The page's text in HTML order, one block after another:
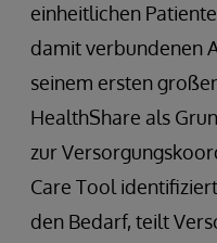
einheitlichen
damit verbundenen
seinem ersten
HealthShare als
zur
Care Tool
den Bedarf, teilt